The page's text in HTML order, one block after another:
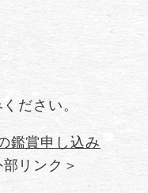
ださい。
鑑賞申し込み
部リンク＞